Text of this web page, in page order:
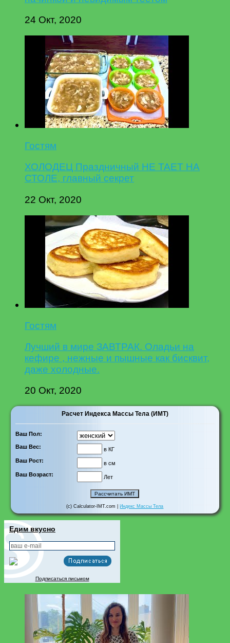
24 Окт, 2020
Гостям
ХОЛОДЕЦ Праздничный НЕ ТАЕТ НА
СТОЛЕ, главный секрет
22 Окт, 2020
Гостям
Лучший в мире ЗАВТРАК. Оладьи на
кефире , нежные и пышные как бисквит,
даже холодные.
20 Окт, 2020
Расчет Индекса Массы Тела (ИМТ)
Ваш Пол:
Ваш Вес:
в КГ
Ваш Рост:
в см
Ваш Возраст:
Лет
(c) Calculator-IMT.com | Индекс Массы Тела
Едим вкусно
Подписаться письмом